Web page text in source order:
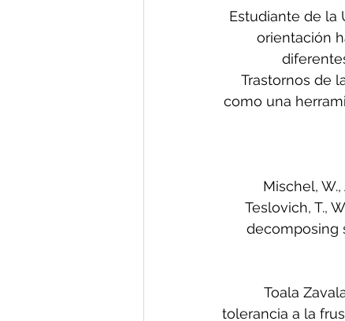
Estudiante de la
orientación
Trastornos de
como una
Mischel, W.,
Teslovich, T.,
decomposing
Toala
tolerancia a la